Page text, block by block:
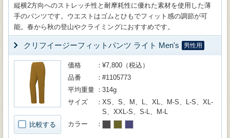
縦横2方向へのストレッチ性と耐摩耗性に優れた素材を使用した薄
手のパンツです。ウエストはゴムとひもでフィット感の調節が可
能。春から秋の登山やクライミングにおすすめです。
クリフイージーフィットパンツ ライト Men's 男性用
比較する
価格
¥7,800（税込）
品番
#1105773
平均重量
314g
サイズ
XS、S、M、L、XL、M-S、L-S、XL-
S、XXL-S、S-L、M-L
カラー